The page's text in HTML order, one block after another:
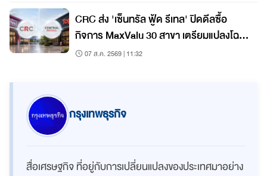
CRC ส่ง 'เซ็นทรัล ฟู้ด รีเทล' ปิดดีลซื้อ
กิจการ MaxValu 30 สาขา เตรียมแปลงโฉม
เป็น 'ท็อปส์'
07 ส.ค. 2569 | 11:32
กรุงเทพธุรกิจ
สื่อเศรษฐกิจ ที่อยู่กับการเปลี่ยนแปลงของประเทศมาอย่าง